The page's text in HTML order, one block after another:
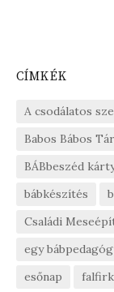
CÍMKÉK
A csodálatos
Babos Bábos
BÁBbeszéd
bábkészítés
Családi
egy
esőnap